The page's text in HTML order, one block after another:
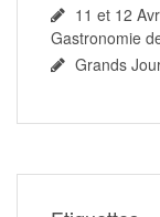
11 et 12
Gastronomie
Grands